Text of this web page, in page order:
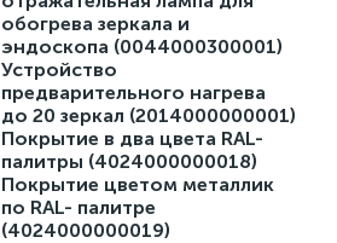
обогрева зеркала и
эндоскопа (0044000300001)
Устройство
предварительного нагрева
до 20 зеркал (2014000000001)
Покрытие в два цвета RAL-
палитры (4024000000018)
Покрытие цветом металлик
по RAL- палитре
(4024000000019)